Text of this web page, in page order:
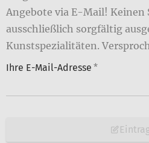
Angebote via E-Mail! Keinen
ausschließlich sorgfältig
Kunstspezialitäten.
Ihre E-Mail-Adresse *